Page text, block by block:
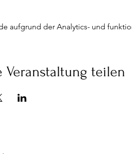
aufgrund der Analytics- und
Veranstaltung teilen